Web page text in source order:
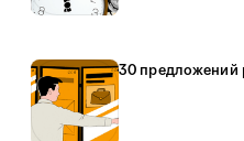
30 предложений